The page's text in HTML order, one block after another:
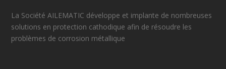
La SociétéAILEMATIC développe et implante de nombreuses
solutions en protection cathodique afin de résoudre les
problèmes de corrosion métallique